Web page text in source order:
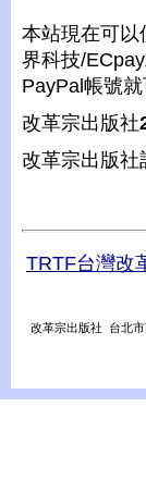
本站現在可以
界科技/
PayPal帳號就
改革宗出版社
改革宗出版社
TRTF台灣改
改革宗出版社 台北